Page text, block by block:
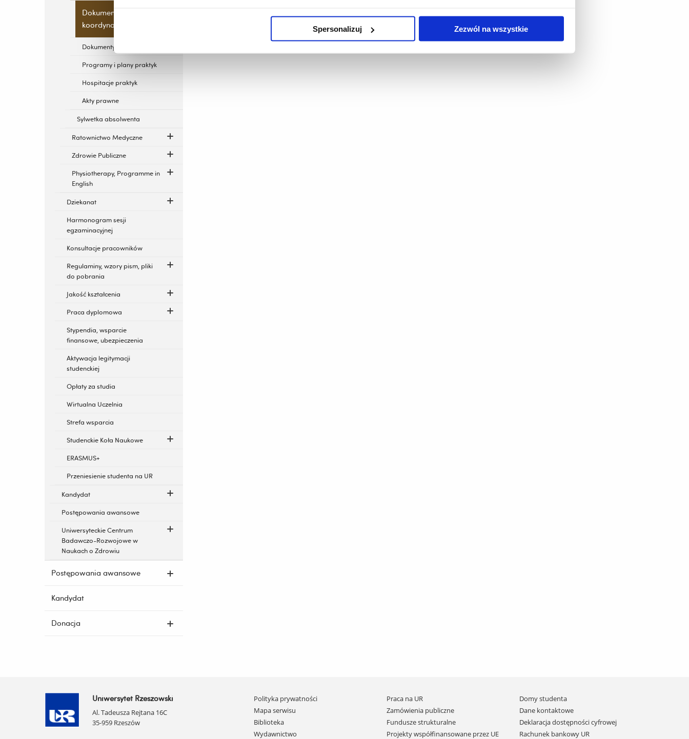
Spersonalizuj Zezwól na wszystkie
Dokumenty dla
koordynatorów
Dokumenty dla studentów
Programy i plany praktyk
Hospitacje praktyk
Akty prawne
Sylwetka absolwenta
Ratownictwo Medyczne
Zdrowie Publiczne
Physiotherapy, Programme in
English
Dziekanat
Harmonogram sesji
egzaminacyjnej
Konsultacje pracowników
Regulaminy, wzory pism, pliki
do pobrania
Jakość kształcenia
Praca dyplomowa
Stypendia, wsparcie
finansowe, ubezpieczenia
Aktywacja legitymacji
studenckiej
Opłaty za studia
Wirtualna Uczelnia
Strefa wsparcia
Studenckie Koła Naukowe
ERASMUS+
Przeniesienie studenta na UR
Kandydat
Postępowania awansowe
Uniwersyteckie Centrum
Badawczo-Rozwojowe w
Naukach o Zdrowiu
Postępowania awansowe
Kandydat
Donacja
Uniwersytet Rzeszowski
Al. Tadeusza Rejtana 16C
35-959 Rzeszów
Pomiń
nawigację
i
przejdź
Polityka prywatności
Mapa serwisu
Biblioteka
Wydawnictwo
Praca na UR
Zamówienia publiczne
Fundusze strukturalne
Projekty współfinansowane przez UE
Domy studenta
Dane kontaktowe
Deklaracja dostępności cyfrowej
Rachunek bankowy UR